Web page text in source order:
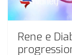
Rene e